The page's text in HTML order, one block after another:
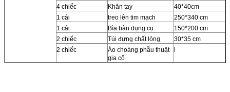
4 chiếc
Khăn tay
40*40cm
1 cái
treo lên tim mạch
250*340 cm
1 cái
Bìa bàn dụng cụ
150*200 cm
2 chiếc
Túi đựng chất lỏng
30*35 cm
2 chiếc
Áo choàng phẫu thuật
gia cố
l